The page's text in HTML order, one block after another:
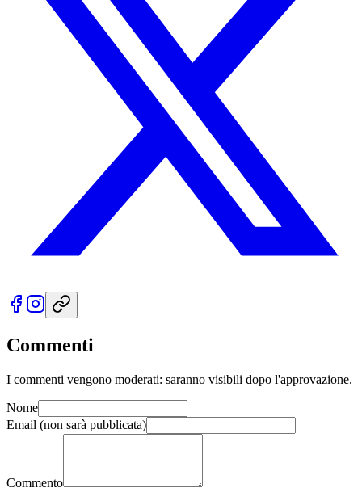
Commenti
I commenti vengono moderati: saranno visibili dopo l'approvazione.
Nome
Email (non sarà pubblicata)
Commento